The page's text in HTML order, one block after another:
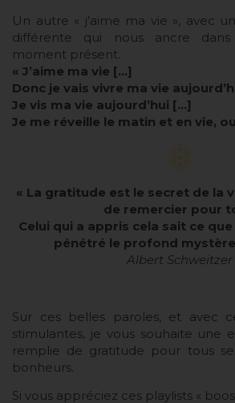
Un autre « j’aime ma vie », avec
différente qui nous ancre dans
moment présent.
« J’aime ma vie […]
Donc je vais vivre ma vie
Je vis ma vie aujourd’hui […]
Je me réveille le matin et en vie,
« La gratitude est le secret de la
de remercier pour
Celui qui a appris cela sait ce
pénétré le profond mystère
Albert Schweitzer
Sur ces belles paroles, et avec
stimulantes, je vous souhaite une
remplie de gratitude pour tous
bonheurs.
Si vous appréciez ces playlists «